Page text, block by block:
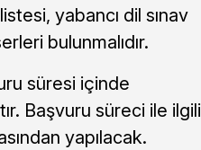
yabancı dil sınav
bulunmalıdır.
süresi içinde
Başvuru süreci ile ilgili
yapılacak.